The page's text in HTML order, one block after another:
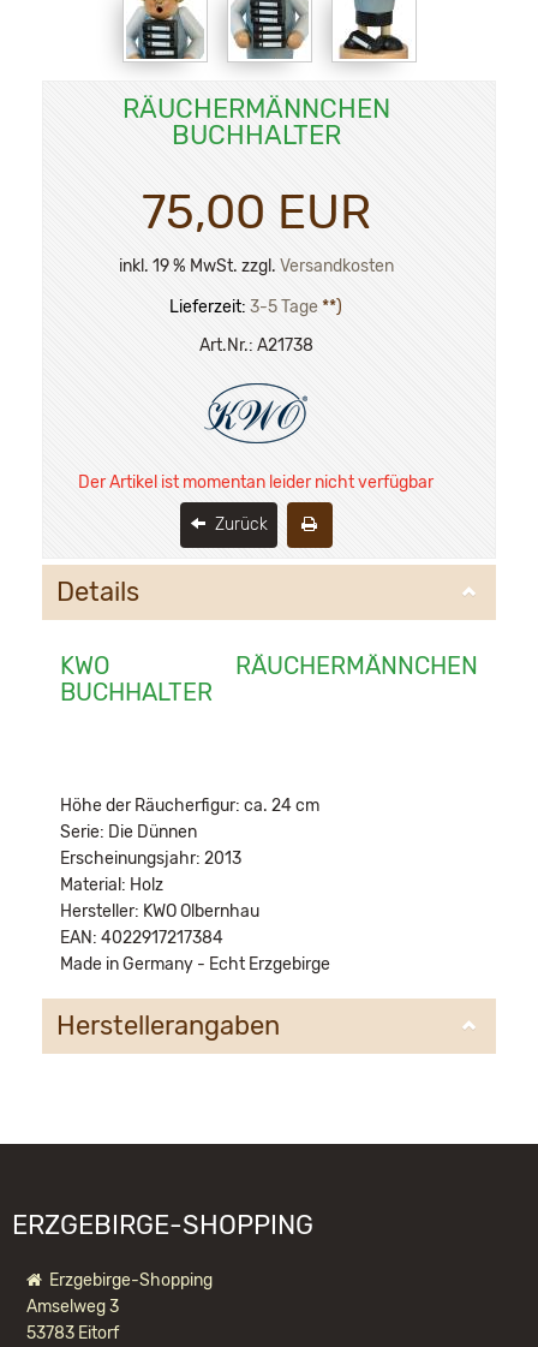
RÄUCHERMÄNNCHEN
BUCHHALTER
75,00 EUR
inkl. 19 % MwSt. zzgl. Versandkosten
Lieferzeit: 3-5 Tage**)
Art.Nr.: A21738
Der Artikel ist momentan leider nicht verfügbar
Zurück
Details
KWO RÄUCHERMÄNNCHEN
BUCHHALTER
Höhe der Räucherfigur: ca. 24 cm
Serie: Die Dünnen
Erscheinungsjahr: 2013
Material: Holz
Hersteller: KWO Olbernhau
EAN: 4022917217384
Made in Germany - Echt Erzgebirge
Herstellerangaben
09526 Olbernhau
ERZGEBIRGE-SHOPPING
Erzgebirge-Shopping
Amselweg 3
53783 Eitorf